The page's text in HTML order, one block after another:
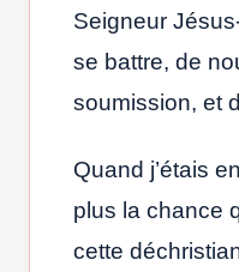
Seigneur
se battre, de
soumission, et
Quand j’étais
plus la chance
cette